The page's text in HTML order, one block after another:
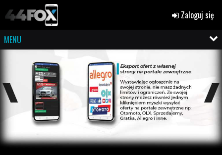
Zaloguj się
MENU